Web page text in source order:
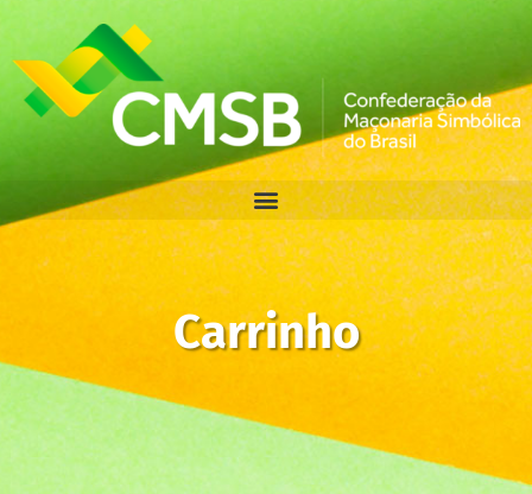
Carrinho